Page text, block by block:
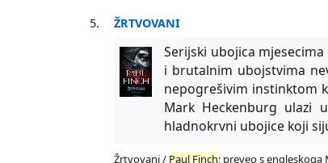
5. ŽRTVOVANI
Serijski ubojica
i brutalnim ubojstvima
nepogrešivim instinktom
Mark Heckenburg ulazi
hladnokrvni ubojice koji
Žrtvovani / Paul Finch; preveo s engleskoga